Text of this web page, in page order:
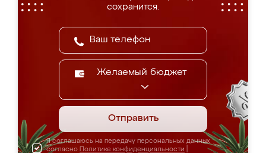
сохранится.
Желаемый бюджет
Отправить
Я соглашаюсь на передачу персональных данных
согласно Политике конфиденциальности